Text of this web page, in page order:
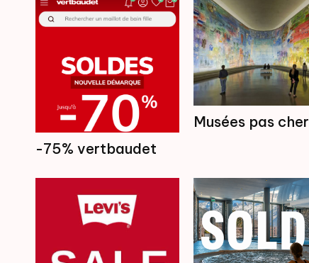
-75% vertbaudet
Musées pas cher